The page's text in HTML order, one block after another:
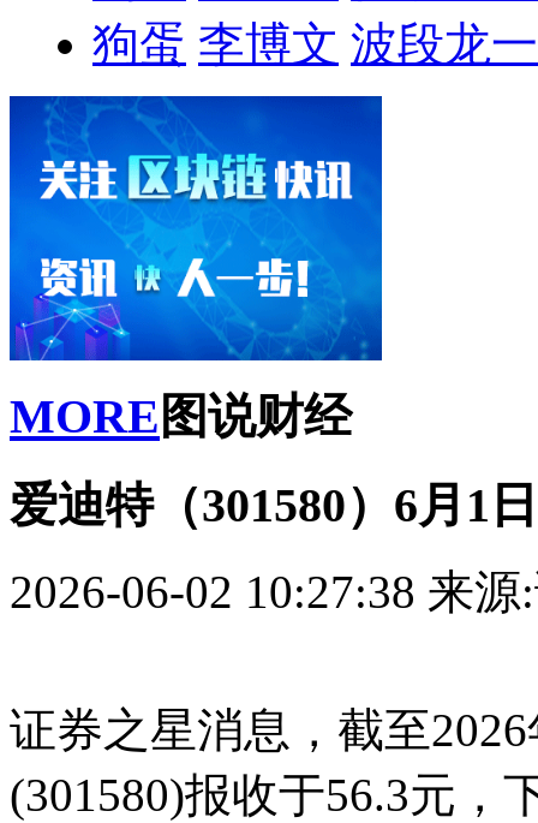
狗蛋 李博文 波段龙一
MORE 图说财经
爱迪特（301580）6月1
2026-06-02 10:27:38 来源
证券之星消息，截至
(301580)报收于56.3元，